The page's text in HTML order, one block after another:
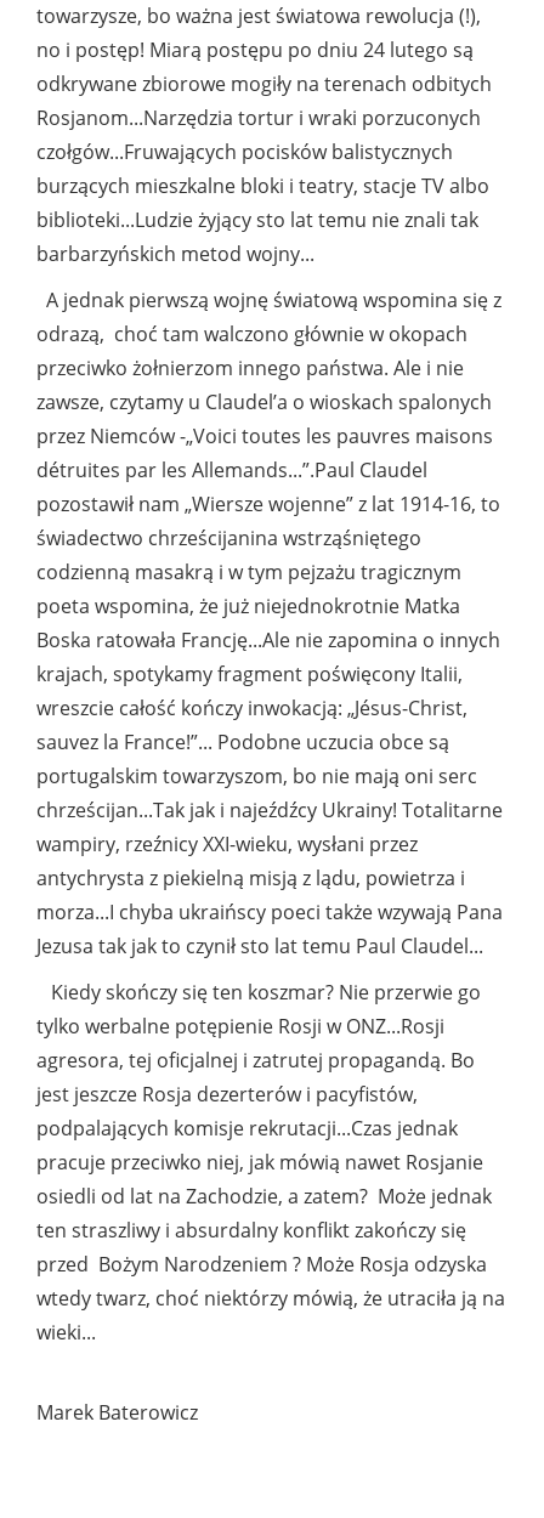
towarzysze, bo ważna jest światowa rewolucja (!),
no i postęp! Miarą postępu po dniu 24 lutego są
odkrywane zbiorowe mogiły na terenach odbitych
Rosjanom...Narzędzia tortur i wraki porzuconych
czołgów...Fruwających pocisków balistycznych
burzących mieszkalne bloki i teatry, stacje TV albo
biblioteki...Ludzie żyjący sto lat temu nie znali tak
barbarzyńskich metod wojny...
A jednak pierwszą wojnę światową wspomina się z
odrazą, choć tam walczono głównie w okopach
przeciwko żołnierzom innego państwa. Ale i nie
zawsze, czytamy u Claudel’a o wioskach spalonych
przez Niemców -„Voici toutes les pauvres maisons
détruites par les Allemands...”.Paul Claudel
pozostawił nam „Wiersze wojenne” z lat 1914-16, to
świadectwo chrześcijanina wstrząśniętego
codzienną masakrą i w tym pejzażu tragicznym
poeta wspomina, że już niejednokrotnie Matka
Boska ratowała Francję...Ale nie zapomina o innych
krajach, spotykamy fragment poświęcony Italii,
wreszcie całość kończy inwokacją: „Jésus-Christ,
sauvez la France!”... Podobne uczucia obce są
portugalskim towarzyszom, bo nie mają oni serc
chrześcijan...Tak jak i najeźdźcy Ukrainy! Totalitarne
wampiry, rzeźnicy XXI-wieku, wysłani przez
antychrysta z piekielną misją z lądu, powietrza i
morza...I chyba ukraińscy poeci także wzywają Pana
Jezusa tak jak to czynił sto lat temu Paul Claudel...
Kiedy skończy się ten koszmar? Nie przerwie go
tylko werbalne potępienie Rosji w ONZ...Rosji
agresora, tej oficjalnej i zatrutej propagandą. Bo
jest jeszcze Rosja dezerterów i pacyfistów,
podpalających komisje rekrutacji...Czas jednak
pracuje przeciwko niej, jak mówią nawet Rosjanie
osiedli od lat na Zachodzie, a zatem? Może jednak
ten straszliwy i absurdalny konflikt zakończy się
przed Bożym Narodzeniem ? Może Rosja odzyska
wtedy twarz, choć niektórzy mówią, że utraciła ją na
wieki...
Marek Baterowicz